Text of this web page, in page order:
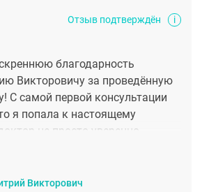
Отзыв подтверждён i
благодарность
Викторовичу за проведённую
С самой первой консультации
я попала к настоящему
не просто уверенно
но и умеет донести сложные
все мои пожелания, честно
Викторович